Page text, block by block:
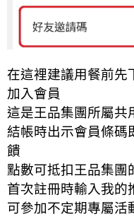
在這裡建議用餐前先
加入會員
這是王品集團所屬共
結帳時出示會員條碼
饋
點數可抵扣王品集團
首次註冊時輸入我的
可參加不定期專屬活